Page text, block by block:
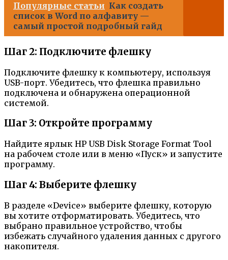
Популярные статьи Как создать
список в Word по алфавиту —
самый простой подробный гайд
Шаг 2: Подключите флешку
Подключите флешку к компьютеру, используя
USB-порт. Убедитесь, что флешка правильно
подключена и обнаружена операционной
системой.
Шаг 3: Откройте программу
Найдите ярлык HP USB Disk Storage Format Tool
на рабочем столе или в меню «Пуск» и запустите
программу.
Шаг 4: Выберите флешку
В разделе «Device» выберите флешку, которую
вы хотите отформатировать. Убедитесь, что
выбрано правильное устройство, чтобы
избежать случайного удаления данных с другого
накопителя.